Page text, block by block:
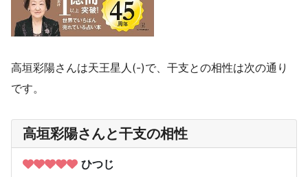
高垣彩陽さんは天王星人(-)で、干支との相性は次の通り
です。
高垣彩陽さんと干支の相性
ひつじ